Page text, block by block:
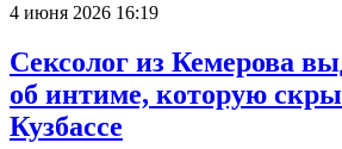
4 июня 2026 16:19
Сексолог из Кемерова
об интиме, которую
Кузбассе